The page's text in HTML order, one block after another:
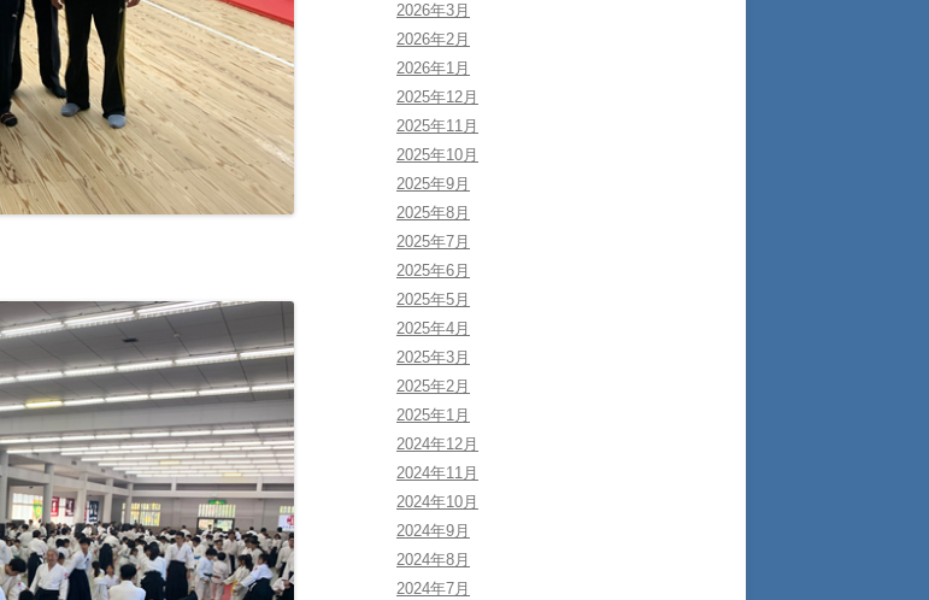
2026年3月
2026年2月
2026年1月
2025年12月
2025年11月
2025年10月
2025年9月
2025年8月
2025年7月
2025年6月
2025年5月
2025年4月
2025年3月
2025年2月
2025年1月
2024年12月
2024年11月
2024年10月
2024年9月
2024年8月
2024年7月